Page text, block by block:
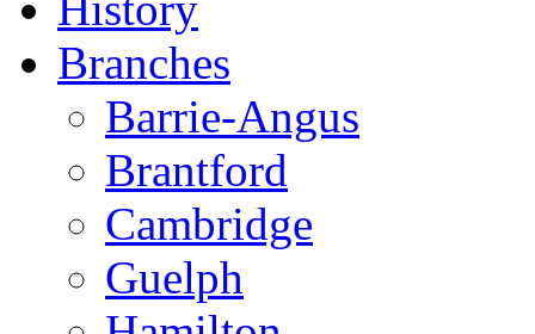
Branches
Barrie-Angus
Brantford
Cambridge
Guelph